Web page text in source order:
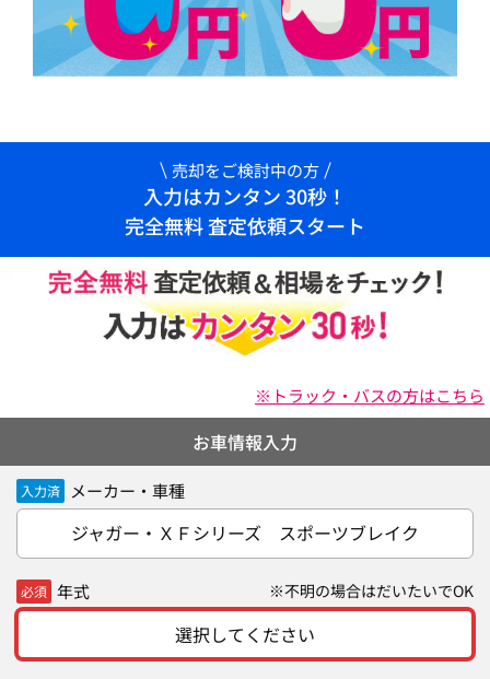
売却をご検討中の方
入力はカンタン 30秒！
完全無料 査定依頼スタート
※トラック・バスの方はこちら
お車情報入力
入力済 メーカー・車種
ジャガー・ＸＦシリーズ スポーツブレイク
必須 年式 ※不明の場合はだいたいでOK
選択してください